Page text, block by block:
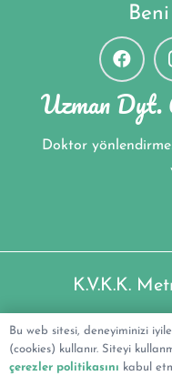
Uzman Dyt.
Doktor
K.V.K.K.
Uzman Dyt.
Bu web sitesi, deneyiminizi
(cookies) kullanır. Siteyi
çerezler politikasını kabul